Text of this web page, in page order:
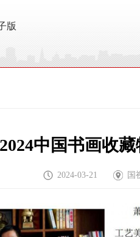
版
中国书画收
2024-03-21 国